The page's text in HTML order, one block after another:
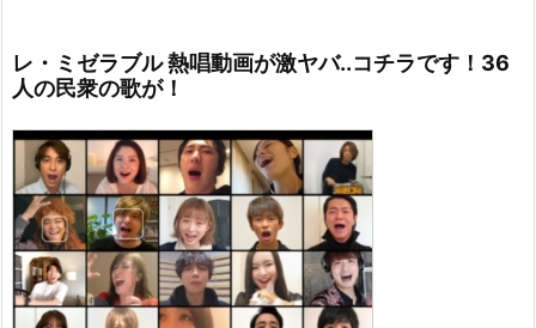
レ・ミゼラブル 熱唱動画が激ヤバ..コチラです！36
人の民衆の歌が！